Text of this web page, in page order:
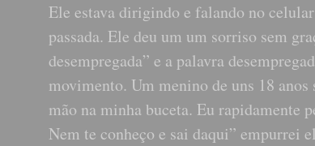
Ele estava dirigindo e falando no
passada. Ele deu um um sorriso sem
desempregada” e a palavra
movimento. Um menino de uns 18
mão na minha buceta. Eu rapidamente
Nem te conheço e sai daqui” empurrei